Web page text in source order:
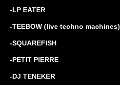
-LP EATER
-TEEBOW (live techno machines)
-SQUAREFISH
-PETIT PIERRE
-DJ TENEKER